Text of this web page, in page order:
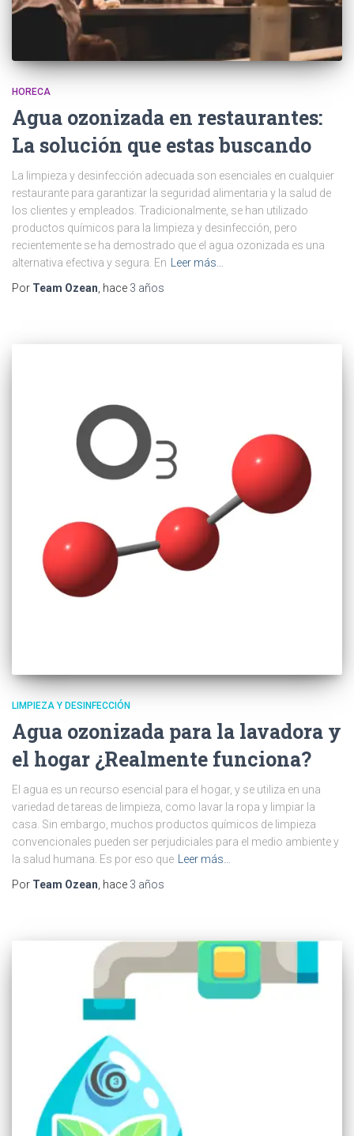
HORECA
Agua ozonizada en restaurantes:
La solución que estas buscando
La limpieza y desinfección adecuada son esenciales en cualquier
restaurante para garantizar la seguridad alimentaria y la salud de
los clientes y empleados. Tradicionalmente, se han utilizado
productos químicos para la limpieza y desinfección, pero
recientemente se ha demostrado que el agua ozonizada es una
alternativa efectiva y segura. En
Leer más…
Por Team Ozean , hace 3 años
LIMPIEZA Y DESINFECCIÓN
Agua ozonizada para la lavadora y
el hogar ¿Realmente funciona?
El agua es un recurso esencial para el hogar, y se utiliza en una
variedad de tareas de limpieza, como lavar la ropa y limpiar la
casa. Sin embargo, muchos productos químicos de limpieza
convencionales pueden ser perjudiciales para el medio ambiente y
la salud humana. Es por eso que
Leer más…
Por Team Ozean , hace 3 años